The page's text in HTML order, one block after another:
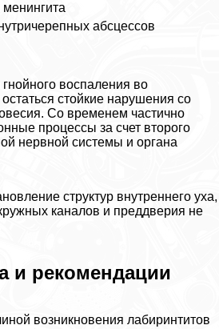
абсцессов
воспаления во
стойкие нарушения со
Со временем частично
процессы за счет второго
нервной системы и органа
структур внутреннего уха,
каналов и преддверия не
и рекомендации
возникновения лабиринтитов